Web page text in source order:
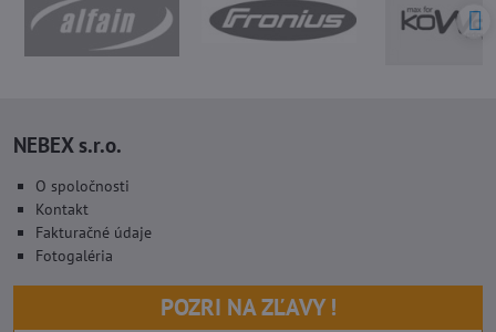
NEBEX s.r.o.
O spoločnosti
Kontakt
Fakturačné údaje
Fotogaléria
POZRI NA ZĽAVY !